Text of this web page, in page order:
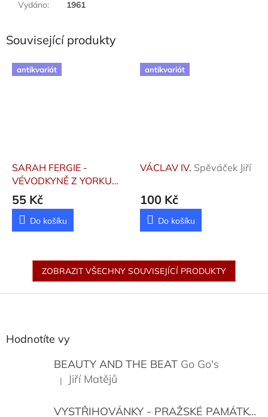
Vydáno: 1961
Související produkty
antikvariát
SARAH FERGIE -
VÉVODKYNĚ Z YORKU
Seward Ingrid
55 Kč
Do košíku
antikvariát
VÁCLAV IV. Spěváček Jiří
100 Kč
Do košíku
ZOBRAZIT VŠECHNY SOUVISEJÍCÍ PRODUKTY
Hodnotíte vy
BEAUTY AND THE BEAT Go Go's
Hodnocení produktu je 5 z 5 hvězdiček.
| Jiří Matějů
VYSTŘIHOVÁNKY - PRAŽSKÉ PAMÁTKY